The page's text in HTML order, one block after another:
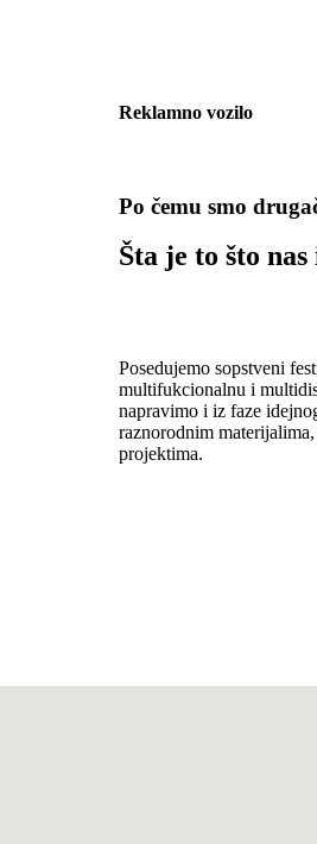
Reklamno vozilo
Po čemu smo
Šta je to što
Posedujemo sopstveni
multifukcionalnu i
napravimo i iz faze
raznorodnim
projektima.